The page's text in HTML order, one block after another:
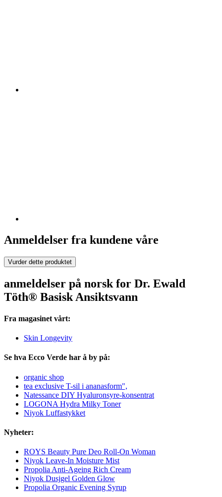
Anmeldelser fra kundene våre
Vurder dette produktet
anmeldelser på norsk for Dr. Ewald
Töth® Basisk Ansiktsvann
Fra magasinet vårt:
Skin Longevity
Se hva Ecco Verde har å by på:
organic shop
tea exclusive T-sil i ananasform",
Natessance DIY Hyaluronsyre-konsentrat
LOGONA Hydra Milky Toner
Niyok Luffastykket
Nyheter:
ROYS Beauty Pure Deo Roll-On Woman
Niyok Leave-In Moisture Mist
Propolia Anti-Ageing Rich Cream
Niyok Dusjgel Golden Glow
Propolia Organic Evening Syrup